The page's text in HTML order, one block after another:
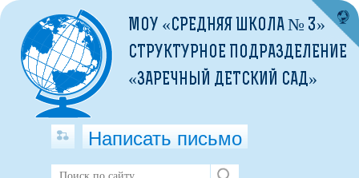
МОУ «СРЕДНЯЯ ШКОЛА № 3»
СТРУКТУРНОЕ ПОДРАЗДЕЛЕНИЕ
«ЗАРЕЧНЫЙ ДЕТСКИЙ САД»
Написать письмо